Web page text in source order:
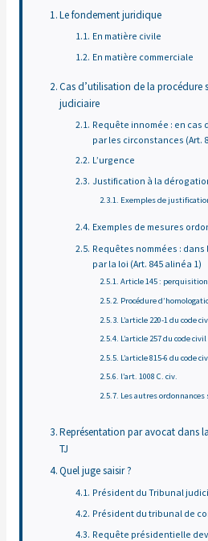
Le fondement juridique
En matière civile
En matière commerciale
Cas d’utilisation de la procédure
judiciaire
Requête innomée : en cas
par les circonstances (Art.
L’urgence
Justification à la
Exemples de
Exemples de mesures
Requêtes nommées :
par la loi (Art. 845 alinéa 1)
Article 145 :
Procédure
L’article 220-1 du code
L’article 257 du code civil
L’article 815-6 du code
l’art. 1008 C. civ.
Les autres
Représentation par avocat dans
TJ
Quel juge saisir ?
Président du Tribunal
Président du tribunal de
Requête présidentielle